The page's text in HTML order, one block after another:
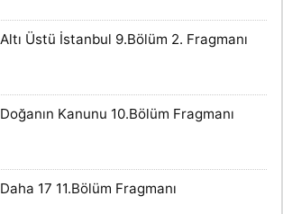
Altı Üstü İstanbul 9.Bölüm 2. Fragmanı
Doğanın Kanunu 10.Bölüm Fragmanı
Daha 17 11.Bölüm Fragmanı